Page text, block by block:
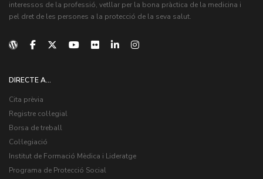
interessos de la professió, vetllar per la bona pràctica de la medicina i
pel dret de les persones a la protecció de la seva salut.
DIRECTE A...
Cita prèvia
Registre col·legial
Borsa de treball
Col·legiació
Institut de Formació Mèdica i Lideratge
Programa de Protecció Social